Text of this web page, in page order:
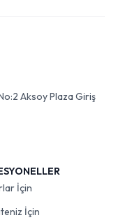
Aksoy Plaza Giriş
İçin
İçin